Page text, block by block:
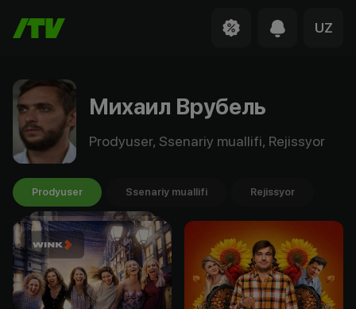
UZ
Михаил Врубель
Prodyuser, Ssenariy muallifi, Rejissyor
Prodyuser Ssenariy muallifi Rejissyor